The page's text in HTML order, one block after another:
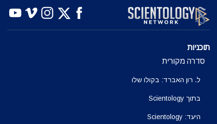
צפה בדוק את הסדרה
תוכניות
סדרה מקורית
ל. רון האברד: בקולו שלו
בתוך Scientology
היעד: Scientology